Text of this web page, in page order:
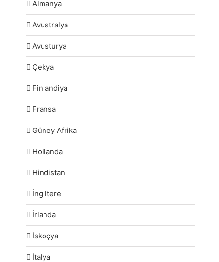
Almanya
Avustralya
Avusturya
Çekya
Finlandiya
Fransa
Güney Afrika
Hollanda
Hindistan
İngiltere
İrlanda
İskoçya
İtalya